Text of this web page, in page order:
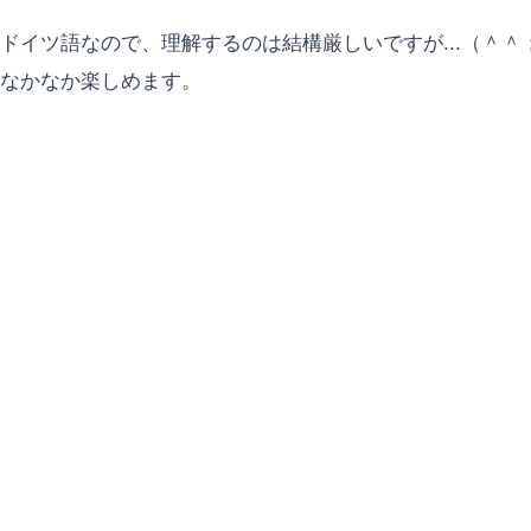
ドイツ語なので、理解するのは結構厳しいですが...（＾＾
なかなか楽しめます。